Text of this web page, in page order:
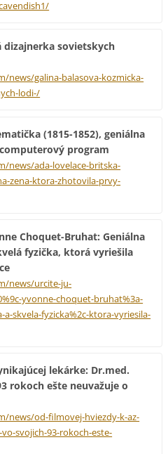
dizajnerka sovietskych
news/galina-balasova-kozmicka-
lodi-/
(1815-1852), geniálna
program
news/ada-lovelace-britska-
zena-ktora-zhotovila-prvy-
Choquet-Bruhat: Geniálna
fyzička, ktorá vyriešila
news/urcite-ju-
yvonne-choquet-bruhat%3a-
skvela-fyzicka%2c-ktora-vyriesila-
lekárke: Dr.med.
rokoch ešte neuvažuje o
news/od-filmovej-hviezdy-k-az-
svojich-93-rokoch-este-